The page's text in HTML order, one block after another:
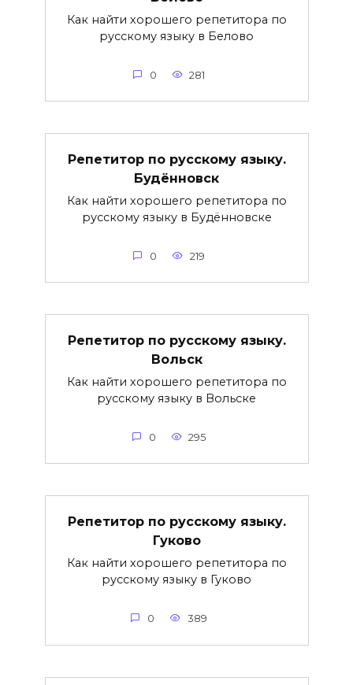
Как найти хорошего репетитора по
русскому языку в Белово
0 281
Репетитор по русскому языку.
Будённовск
Как найти хорошего репетитора по
русскому языку в Будённовске
0 219
Репетитор по русскому языку.
Вольск
Как найти хорошего репетитора по
русскому языку в Вольске
0 295
Репетитор по русскому языку.
Гуково
Как найти хорошего репетитора по
русскому языку в Гуково
0 389